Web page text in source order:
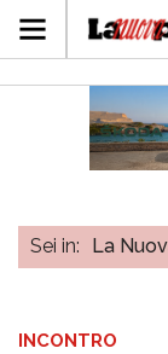
Sei in: La
INCONTRO